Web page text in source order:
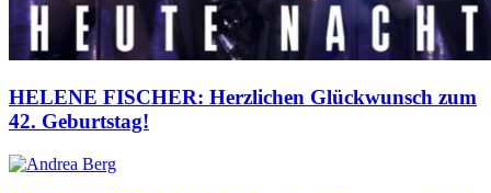
HELENE FISCHER: Herzlichen Glückwunsch zum
42. Geburtstag!